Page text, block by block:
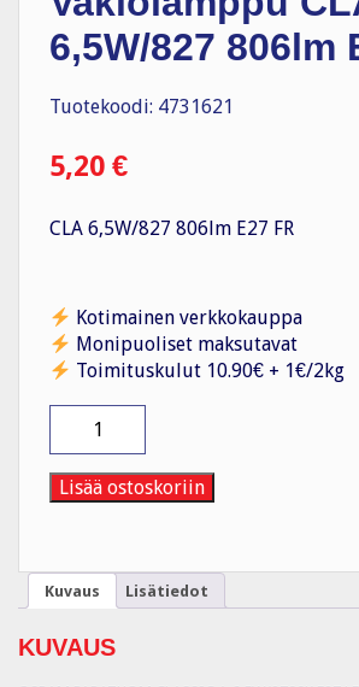
6,5W/827 806lm
Tuotekoodi: 4731621
5,20 €
CLA 6,5W/827 806lm E27 FR
Kotimainen verkkokauppa
Monipuoliset maksutavat
Toimituskulut 10.90€ + 1€/2kg
6,5W/827
806lm
E27
Lisää ostoskoriin
Kuvaus Lisätiedot
KUVAUS